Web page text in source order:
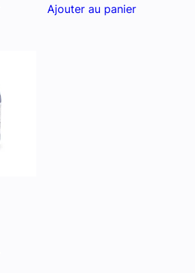
Ajouter au panier